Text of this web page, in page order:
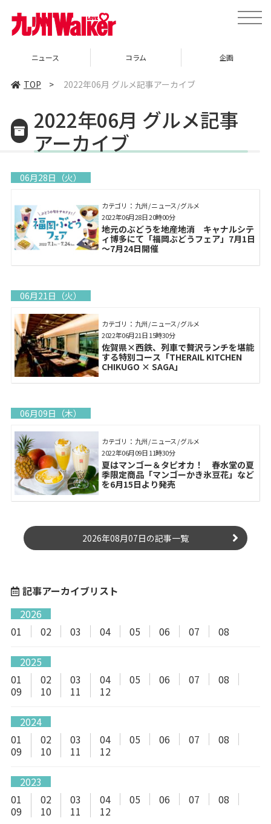
toggle
ニュース コラム 企画
TOP > 2022年06月 グルメ記事アーカイブ
2022年06月 グルメ記事
アーカイブ
06月28日（火）
カテゴリ： 九州 / ニュース / グルメ
地元のぶどうを地産地消 キャナルシテ
ィ博多にて「福岡ぶどうフェア」7月1日
～7月24日開催
2022年06月28日 20時00分
06月21日（火）
カテゴリ： 九州 / ニュース / グルメ
佐賀県×西鉄、列車で贅沢ランチを堪能
する特別コース「THERAIL KITCHEN
CHIKUGO × SAGA」
2022年06月21日 15時30分
06月09日（木）
カテゴリ： 九州 / ニュース / グルメ
夏はマンゴー＆タピオカ！ 春水堂の夏
季限定商品「マンゴーかき氷豆花」など
を6月15日より発売
2022年06月09日 11時30分
2026年08月07日の記事一覧
記事アーカイブリスト
2026
01
02 03 04 05 06 07 08
2025
01
02 03 04 05 06 07
08
09
10 11 12
2024
01
02 03 04 05 06 07
08
09
10 11 12
2023
01
02 03 04 05 06 07
08
09
10 11 12